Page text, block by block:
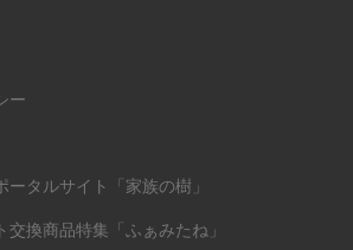
ー
タルサイト「家族の樹」
換商品特集「ふぁみたね」